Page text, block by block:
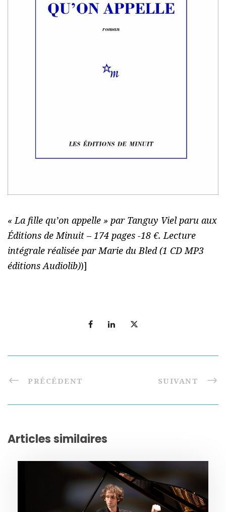
« La fille qu’on appelle » par Tanguy Viel paru aux
Éditions de Minuit – 174 pages -18 €. Lecture
intégrale réalisée par Marie du Bled (1 CD MP3
éditions Audiolib))]
PRÉCÉDENT SUIVANT
Articles similaires